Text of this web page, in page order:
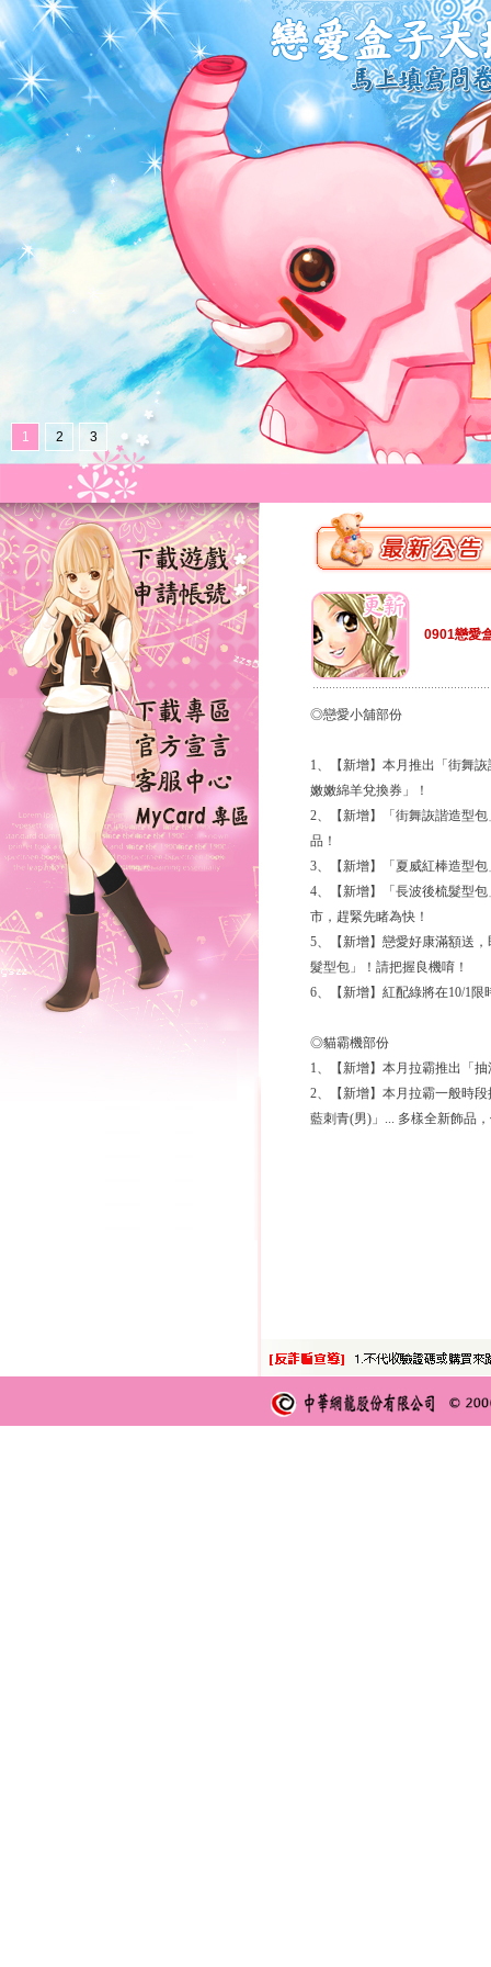
1 2 3
0901戀愛
◎戀愛小舖部份
1、【新增】本月推出「街舞
嫩嫩綿羊兌換券」！
2、【新增】「街舞詼諧造型
品！
3、【新增】「夏威紅棒造型
4、【新增】「長波後梳髮型
市，趕緊先睹為快！
5、【新增】戀愛好康滿額送
髮型包」！請把握良機唷！
6、【新增】紅配綠將在10/1限
◎貓霸機部份
1、【新增】本月拉霸推出「
2、【新增】本月拉霸一般時
藍刺青(男)」... 多樣全新飾品